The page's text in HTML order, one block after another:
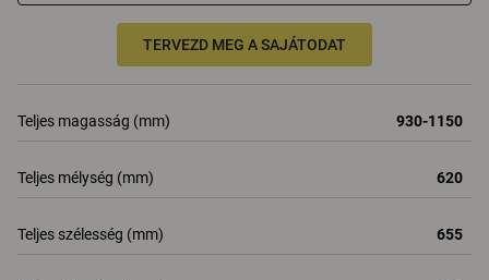
TERVEZD MEG A SAJÁTODAT
Teljes magasság (mm) 930-1150
Teljes mélység (mm) 620
Teljes szélesség (mm) 655